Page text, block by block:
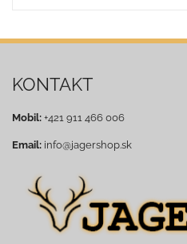
KONTAKT
Mobil: +421 911 466 006
Email: info@jagershop.sk